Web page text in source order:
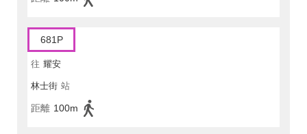
681P
往 耀安
林士街 站
距離 100m